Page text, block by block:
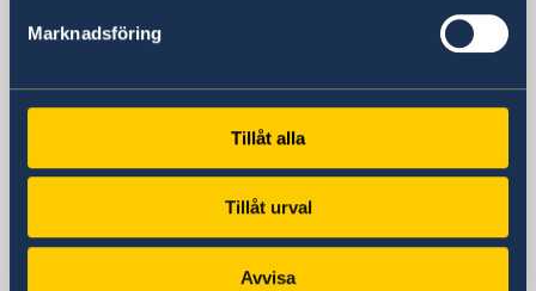
Marknadsföring
Tillåt alla
Tillåt urval
Avvisa
Embassy
Visiting address
United Nations Crescent, Gigiri
Postal address
Embassy of Sweden
PO Box 30600